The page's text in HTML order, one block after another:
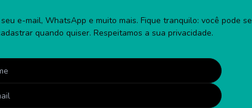
e-mail, WhatsApp e muito mais. Fique tranquilo: você pode se
quando quiser. Respeitamos a sua privacidade.